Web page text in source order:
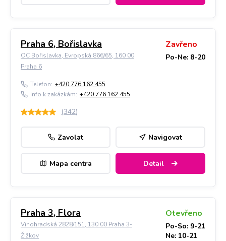
Praha 6, Bořislavka
OC Bořislavka, Evropská 866/65, 160 00
Praha 6
Zavřeno
Po-Ne: 8-20
Telefon: +420 776 162 455
Info k zakázkám: +420 776 162 455
(342)
Zavolat Navigovat
Mapa centra Detail
Praha 3, Flora
Vinohradská 2828/151, 130 00 Praha 3-
Žižkov
Otevřeno
Po-So: 9-21
Ne: 10-21